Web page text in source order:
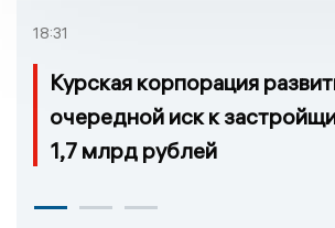
18:31
Курская корпорация
очередной иск к
1,7 млрд рублей